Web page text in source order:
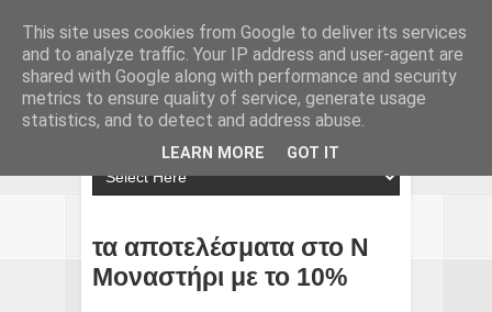
τα αποτελέσματα στο Ν
Μοναστήρι με το 10%
This site uses cookies from Google to deliver its services
and to analyze traffic. Your IP address and user-agent are
shared with Google along with performance and security
metrics to ensure quality of service, generate usage
statistics, and to detect and address abuse.
LEARN MORE GOT IT